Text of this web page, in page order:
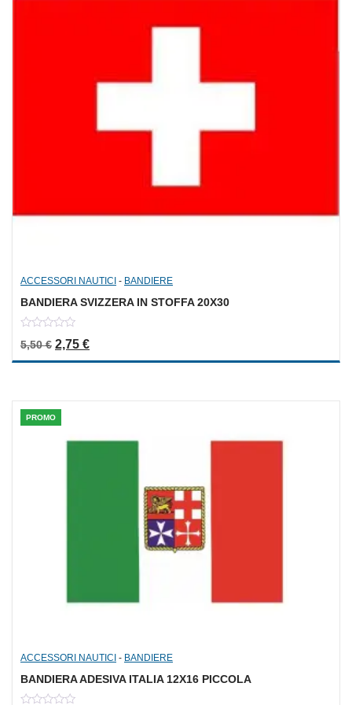
ACCESSORI NAUTICI - BANDIERE
BANDIERA SVIZZERA IN STOFFA 20X30
out
of
5,50€ Il prezzo originale era: 5,50 €.
2,75 €Il prezzo attuale è: 2,75 €.
PROMO
ACCESSORI NAUTICI - BANDIERE
BANDIERA ADESIVA ITALIA 12X16 PICCOLA